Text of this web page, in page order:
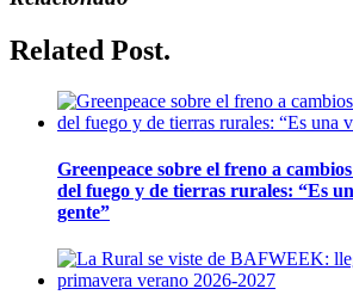
Related Post.
Greenpeace sobre el freno a
del fuego y de tierras rurales: “Es
gente”